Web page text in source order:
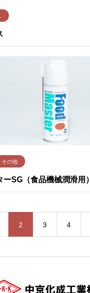
その他
SG（食品機械潤滑用）
2 3 4